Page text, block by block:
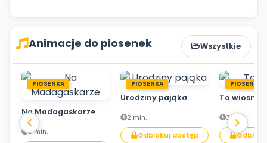
Animacje do piosenek Wszystkie
PIOSENKA
Na Madagaskarze
3 min.
PIOSENKA
Urodziny pająka
2 min.
Odblokuj dostęp
PIOSENKA
To wiosna!
3 min.